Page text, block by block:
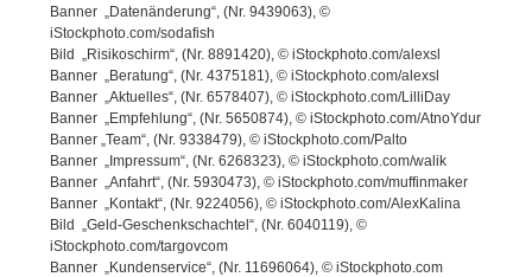
Banner „Datenänderung“, (Nr. 9439063), ©
iStockphoto.com/sodafish
Bild „Risikoschirm“, (Nr. 8891420), © iStockphoto.com/alexsl
Banner „Beratung“, (Nr. 4375181), © iStockphoto.com/alexsl
Banner „Aktuelles“, (Nr. 6578407), © iStockphoto.com/LilliDay
Banner „Empfehlung“, (Nr. 5650874), © iStockphoto.com/AtnoYdur
Banner „Team“, (Nr. 9338479), © iStockphoto.com/Palto
Banner „Impressum“, (Nr. 6268323), © iStockphoto.com/walik
Banner „Anfahrt“, (Nr. 5930473), © iStockphoto.com/muffinmaker
Banner „Kontakt“, (Nr. 9224056), © iStockphoto.com/AlexKalina
Bild „Geld-Geschenkschachtel“, (Nr. 6040119), ©
iStockphoto.com/targovcom
Banner „Kundenservice“, (Nr. 11696064), © iStockphoto.com